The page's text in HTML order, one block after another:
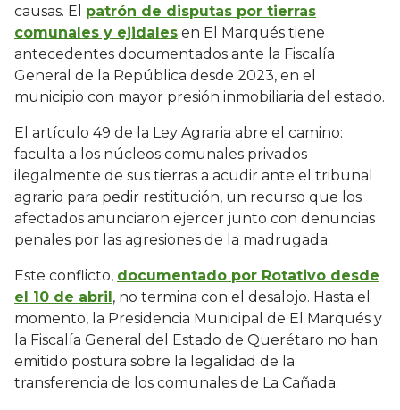
causas. El patrón de disputas por tierras
comunales y ejidales en El Marqués tiene
antecedentes documentados ante la Fiscalía
General de la República desde 2023, en el
municipio con mayor presión inmobiliaria del estado.
El artículo 49 de la Ley Agraria abre el camino:
faculta a los núcleos comunales privados
ilegalmente de sus tierras a acudir ante el tribunal
agrario para pedir restitución, un recurso que los
afectados anunciaron ejercer junto con denuncias
penales por las agresiones de la madrugada.
Este conflicto, documentado por Rotativo desde
el 10 de abril , no termina con el desalojo. Hasta el
momento, la Presidencia Municipal de El Marqués y
la Fiscalía General del Estado de Querétaro no han
emitido postura sobre la legalidad de la
transferencia de los comunales de La Cañada.